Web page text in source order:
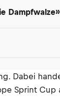
Dampfwalze»
Dabei
Sprint